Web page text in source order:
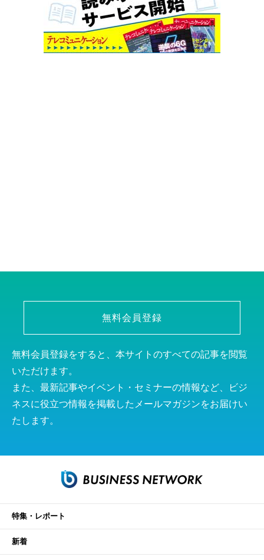
無料会員登録
無料会員登録をすると、本サイトのすべての記事を閲覧
いただけます。
また、最新記事やイベント・セミナーの情報など、ビジ
ネスに役立つ情報を掲載したメールマガジンをお届けい
たします。
特集・レポート
新着